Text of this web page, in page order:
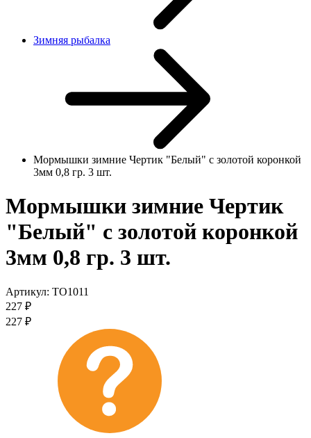
Зимняя рыбалка
Мормышки зимние Чертик "Белый" с золотой коронкой
3мм 0,8 гр. 3 шт.
Мормышки зимние Чертик
"Белый" с золотой коронкой
3мм 0,8 гр. 3 шт.
Артикул: TO1011
227 ₽
227 ₽